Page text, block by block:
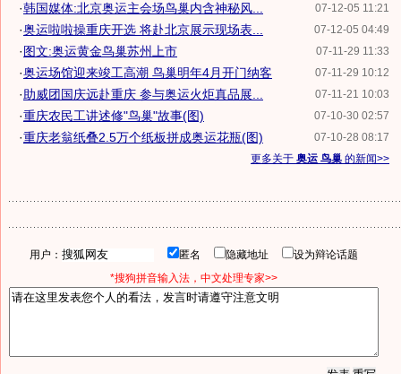
07-12-05 11:21
·韩国媒体:北京奥运主会场鸟巢内含神秘风...
07-12-05 04:49
·奥运啦啦操重庆开选 将赴北京展示现场表...
07-11-29 11:33
·图文:奥运黄金鸟巢苏州上市
07-11-29 10:12
·奥运场馆迎来竣工高潮 鸟巢明年4月开门纳客
07-11-21 10:03
·助威团国庆远赴重庆 参与奥运火炬真品展...
07-10-30 02:57
·重庆农民工讲述修"鸟巢"故事(图)
07-10-28 08:17
·重庆老翁纸叠2.5万个纸板拼成奥运花瓶(图)
更多关于 奥运 鸟巢 的新闻>>
用户： 匿名 隐藏地址
设为辩论话题
*搜狗拼音输入法，中文处理专家>>